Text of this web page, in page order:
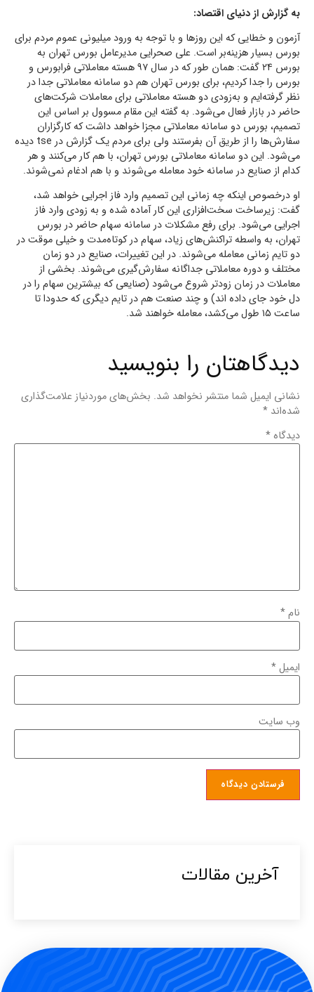
به گزارش از دنیای اقتصاد:
آزمون و خطایی که این روزها و با توجه به ورود میلیونی عموم مردم برای
بورس بسیار هزینه‌بر است. علی صحرایی مدیرعامل بورس تهران به
بورس ۲۴ گفت: همان طور که در سال ۹۷ هسته معاملاتی فرابورس و
بورس را جدا کردیم، برای بورس تهران هم دو سامانه معاملاتی جدا در
نظر گرفته‌ایم و به‌زودی دو هسته معاملاتی برای معاملات شرکت‌های
حاضر در بازار فعال می‌شود. به گفته این مقام مسوول بر اساس این
تصمیم، بورس دو سامانه معاملاتی مجزا خواهد داشت که کارگزاران
سفارش‌ها را از طریق آن بفرستند ولی برای مردم یک گزارش در tse دیده
می‌شود. این دو سامانه معاملاتی بورس تهران، با هم کار می‌کنند و هر
کدام از صنایع در سامانه خود معامله می‌شوند و با هم ادغام نمی‌شوند.
او درخصوص اینکه چه زمانی این تصمیم وارد فاز اجرایی خواهد شد،
گفت: زیر‌ساخت سخت‌افزاری این کار آماده شده و به زودی وارد فاز
اجرایی می‌شود. برای رفع مشکلات در سامانه سهام حاضر در بورس
تهران، به واسطه تراکنش‌های زیاد، سهام در کوتاه‌مدت و خیلی موقت در
دو تایم زمانی معامله می‌شوند. در این تغییرات، صنایع در دو زمان
مختلف و دوره معاملاتی جداگانه سفارش‌گیری می‌شوند. بخشی از
معاملات در زمان زودتر شروع می‌شود (صنایعی که بیشترین سهام را در
دل خود جای داده اند) و چند صنعت هم در تایم دیگری که حدودا تا
ساعت ۱۵ طول می‌کشد، معامله خواهند شد.
دیدگاهتان را بنویسید
نشانی ایمیل شما منتشر نخواهد شد. بخش‌های موردنیاز علامت‌گذاری
شده‌اند *
دیدگاه *
نام*
ایمیل*
وب‌ سایت
آخرین مقالات​